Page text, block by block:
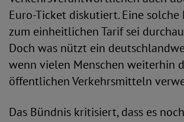
Euro-Ticket diskutiert. Eine
zum einheitlichen Tarif sei
Doch was nützt ein
wenn vielen Menschen weiterhin
öffentlichen Verkehrsmitteln
Das Bündnis kritisiert, dass es